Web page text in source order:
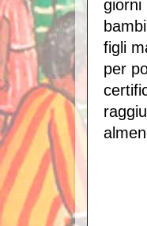
giorni
figli
per